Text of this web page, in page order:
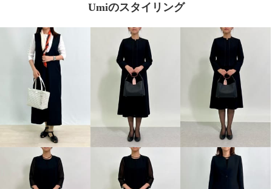
Umiのスタイリング